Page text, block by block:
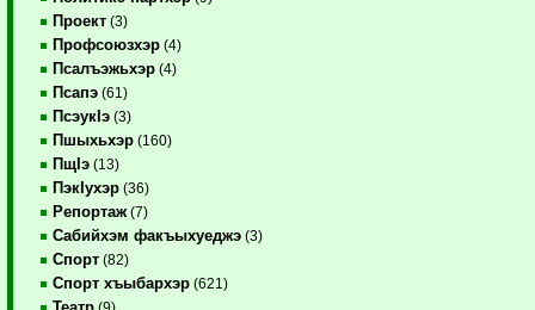
Проект (3)
Профсоюзхэр (4)
Псалъэжьхэр (4)
Псапэ (61)
ПсэукIэ (3)
Пшыхьхэр (160)
ПщIэ (13)
ПэкIухэр (36)
Репортаж (7)
Сабийхэм факъыхуеджэ (3)
Спорт (82)
Спорт хъыбархэр (621)
(9)